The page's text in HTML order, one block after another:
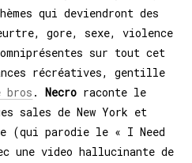
qui deviendront des
gore, sexe, violence
sur tout cet
récréatives, gentille
bros .Necro raconte le
sales de New York et
(qui parodie le « I Need
une video hallucinante de